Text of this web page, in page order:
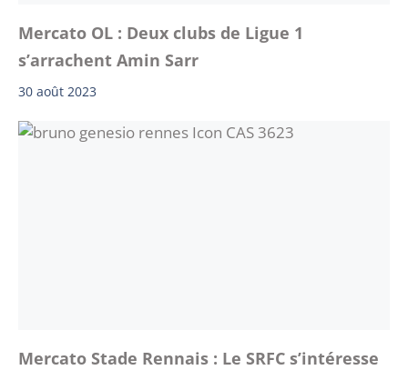
Mercato OL : Deux clubs de Ligue 1
s’arrachent Amin Sarr
30 août 2023
Mercato Stade Rennais : Le SRFC s’intéresse